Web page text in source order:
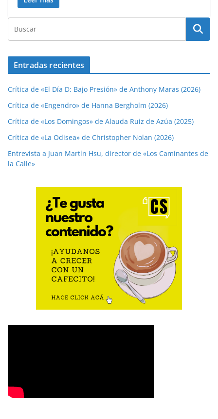
Entradas recientes
Crítica de «El Día D: Bajo Presión» de Anthony Maras (2026)
Crítica de «Engendro» de Hanna Bergholm (2026)
Crítica de «Los Domingos» de Alauda Ruiz de Azúa (2025)
Crítica de «La Odisea» de Christopher Nolan (2026)
Entrevista a Juan Martín Hsu, director de «Los Caminantes de
la Calle»